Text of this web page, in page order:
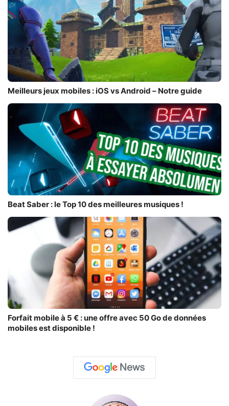
Meilleurs jeux mobiles : iOS vs Android – Notre guide
Beat Saber : le Top 10 des meilleures musiques !
Forfait mobile à 5 € : une offre avec 50 Go de données
mobiles est disponible !